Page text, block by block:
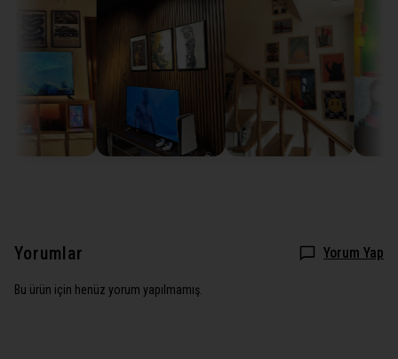
Yorumlar Yorum Yap
Bu ürün için henüz yorum yapılmamış.